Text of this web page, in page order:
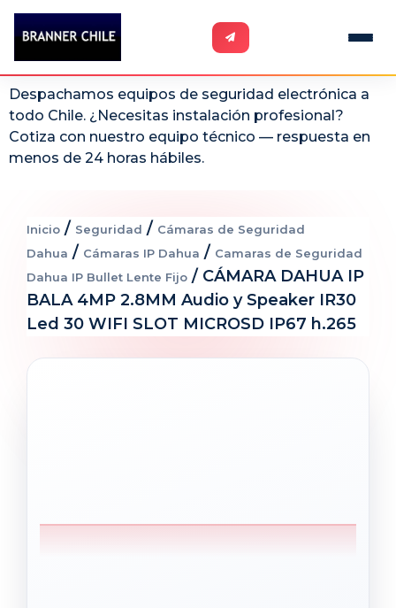
Despachamos equipos de seguridad electrónica a
todo Chile. ¿Necesitas instalación profesional?
Cotiza con nuestro equipo técnico — respuesta en
menos de 24 horas hábiles.
Inicio / Seguridad / Cámaras de Seguridad
Dahua / Cámaras IP Dahua / Camaras de Seguridad
Dahua IP Bullet Lente Fijo / CÁMARA DAHUA IP
BALA 4MP 2.8MM Audio y Speaker IR30
Led 30 WIFI SLOT MICROSD IP67 h.265